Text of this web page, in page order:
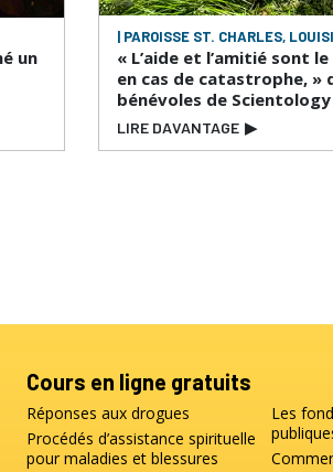
un
| PAROISSE ST. CHARLES,
« L’aide et l’amitié sont
en cas de catastrophe, »
bénévoles de Scientology
LIRE DAVANTAGE ▶
Cours en ligne gratuits
Réponses aux drogues
Procédés d’assistance spirituelle
pour maladies et blessures
Les